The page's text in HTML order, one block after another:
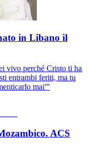
in Libano il
vivo perché Cristo ti ha
entrambi feriti, ma tu
mai'”
ACS